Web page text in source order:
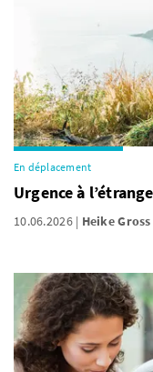
En déplacement
Urgence à
10.06.2026 Heike Gross